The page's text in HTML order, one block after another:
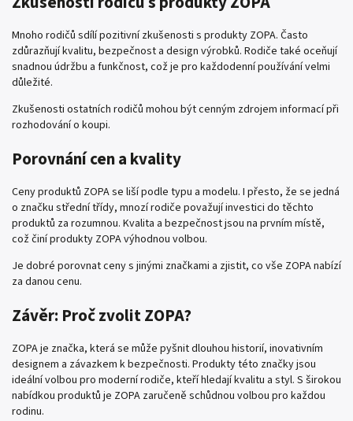
Mnoho rodičů sdílí pozitivní zkušenosti s produkty ZOPA. Často
zdůrazňují kvalitu, bezpečnost a design výrobků. Rodiče také oceňují
snadnou údržbu a funkčnost, což je pro každodenní používání velmi
důležité.
Zkušenosti ostatních rodičů mohou být cenným zdrojem informací při
rozhodování o koupi.
Porovnání cen a kvality
Ceny produktů ZOPA se liší podle typu a modelu. I přesto, že se jedná
o značku střední třídy, mnozí rodiče považují investici do těchto
produktů za rozumnou. Kvalita a bezpečnost jsou na prvním místě,
což činí produkty ZOPA výhodnou volbou.
Je dobré porovnat ceny s jinými značkami a zjistit, co vše ZOPA nabízí
za danou cenu.
Závěr: Proč zvolit ZOPA?
ZOPA je značka, která se může pyšnit dlouhou historií, inovativním
designem a závazkem k bezpečnosti. Produkty této značky jsou
ideální volbou pro moderní rodiče, kteří hledají kvalitu a styl. S širokou
nabídkou produktů je ZOPA zaručeně schůdnou volbou pro každou
rodinu.